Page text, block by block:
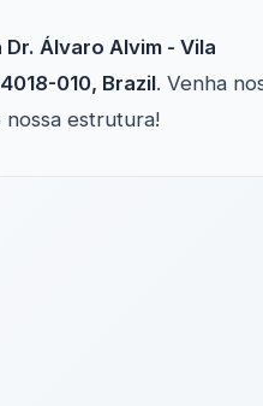
Dr. Álvaro Alvim - Vila
010, Brazil. Venha
estrutura!